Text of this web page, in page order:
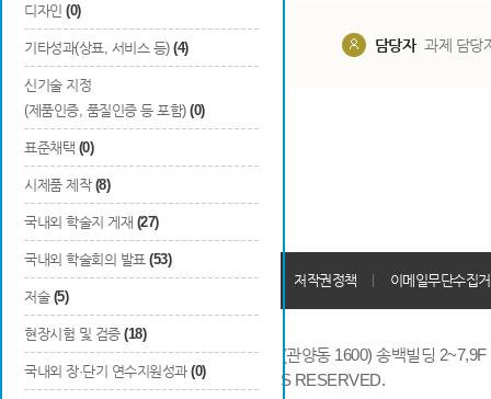
디자인 (0)
기타성과(상표, 서비스 등) (4)
신기술 지정
(제품인증, 품질인증 등 포함) (0)
표준채택 (0)
시제품 제작 (8)
국내외 학술지 게재 (27)
국내외 학술회의 발표 (53)
저술 (5)
현장시험 및 검증 (18)
국내외 장·단기 연수지원성과 (0)
담당부서 해당 사업실 담당자 과제 담당
개인정보처리방침 회원가입약관 저작권정책 이메일무단수집
14066 경기도 안양시 동안구 시민대로 286 (관양동 1600) 송백빌딩
COPYRIGHTS © 2014 KAIA, ALL RIGHTS RESERVED.